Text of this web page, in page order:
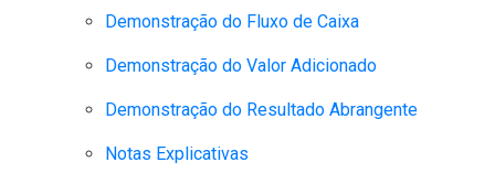
Demonstração do Fluxo de Caixa
Demonstração do Valor Adicionado
Demonstração do Resultado Abrangente
Notas Explicativas